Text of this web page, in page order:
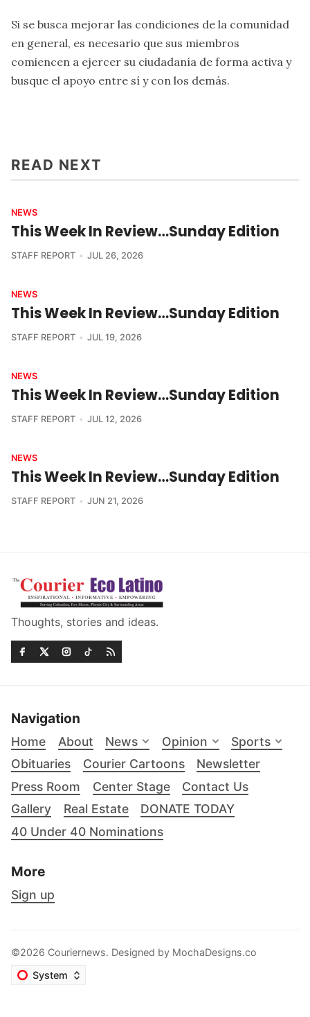
Si se busca mejorar las condiciones de la comunidad
en general, es necesario que sus miembros
comiencen a ejercer su ciudadanía de forma activa y
busque el apoyo entre sí y con los demás.
READ NEXT
NEWS
This Week In Review…Sunday Edition
STAFF REPORT JUL 26, 2026
NEWS
This Week In Review…Sunday Edition
STAFF REPORT JUL 19, 2026
NEWS
This Week In Review…Sunday Edition
STAFF REPORT JUL 12, 2026
NEWS
This Week In Review…Sunday Edition
STAFF REPORT JUN 21, 2026
Thoughts, stories and ideas.
Navigation
Home About News Opinion
Sports
Obituaries
Courier Cartoons
Newsletter
Press Room
Center Stage
Contact Us
Gallery
Real Estate
DONATE TODAY
40 Under 40 Nominations
More
Sign up
©2026 Couriernews. Designed by MochaDesigns.co